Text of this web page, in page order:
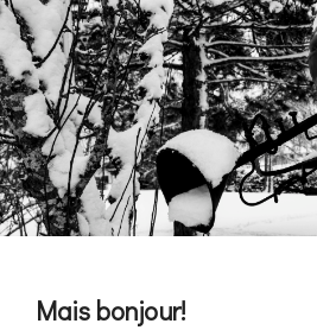
Mais bonjour!